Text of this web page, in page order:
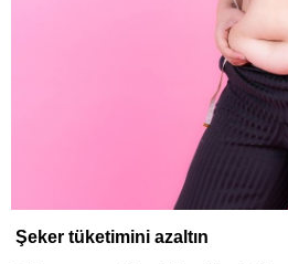
Şeker tüketimini azaltın